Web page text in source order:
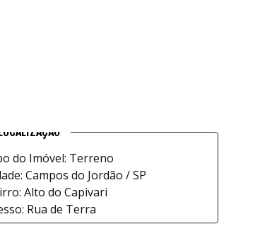
do Imóvel: Terreno
Campos do Jordão / SP
Alto do Capivari
Rua de Terra